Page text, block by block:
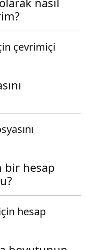
çevrimiçi
bir hesap
hesap